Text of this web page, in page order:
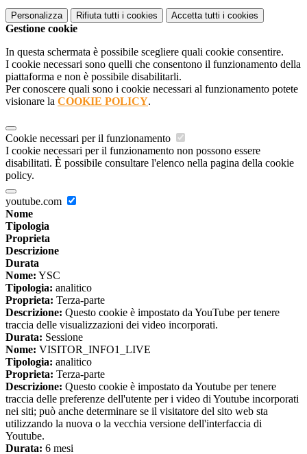
Personalizza Rifiuta tutti i cookies Accetta tutti i cookies
Gestione cookie
In questa schermata è possibile scegliere quali cookie consentire.
I cookie necessari sono quelli che consentono il funzionamento della
piattaforma e non è possibile disabilitarli.
Per conoscere quali sono i cookie necessari al funzionamento potete
visionare la COOKIE POLICY.
Cookie necessari per il funzionamento
I cookie necessari per il funzionamento non possono essere
disabilitati. È possibile consultare l'elenco nella pagina della cookie
policy.
youtube.com
Nome
Tipologia
Proprieta
Descrizione
Durata
Nome: YSC
Tipologia: analitico
Proprieta: Terza-parte
Descrizione: Questo cookie è impostato da YouTube per tenere
traccia delle visualizzazioni dei video incorporati.
Durata: Sessione
Nome: VISITOR_INFO1_LIVE
Tipologia: analitico
Proprieta: Terza-parte
Descrizione: Questo cookie è impostato da Youtube per tenere
traccia delle preferenze dell'utente per i video di Youtube incorporati
nei siti; può anche determinare se il visitatore del sito web sta
utilizzando la nuova o la vecchia versione dell'interfaccia di
Youtube.
Durata: 6 mesi